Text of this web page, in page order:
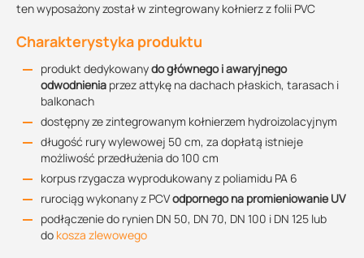
ten wyposażony został w zintegrowany kołnierz z folii PVC
Charakterystyka produktu
produkt dedykowanydo głównego i awaryjnego
odwodnienia przez attykę na dachach płaskich, tarasach i
balkonach
dostępny ze zintegrowanym kołnierzem hydroizolacyjnym
długość rury wylewowej 50 cm, za dopłatą istnieje
możliwość przedłużenia do 100 cm
korpus rzygacza wyprodukowany z poliamidu PA 6
rurociąg wykonany z PCVodpornego na promieniowanie UV
podłączenie do rynien DN 50, DN 70, DN 100 i DN 125 lub
do kosza zlewowego